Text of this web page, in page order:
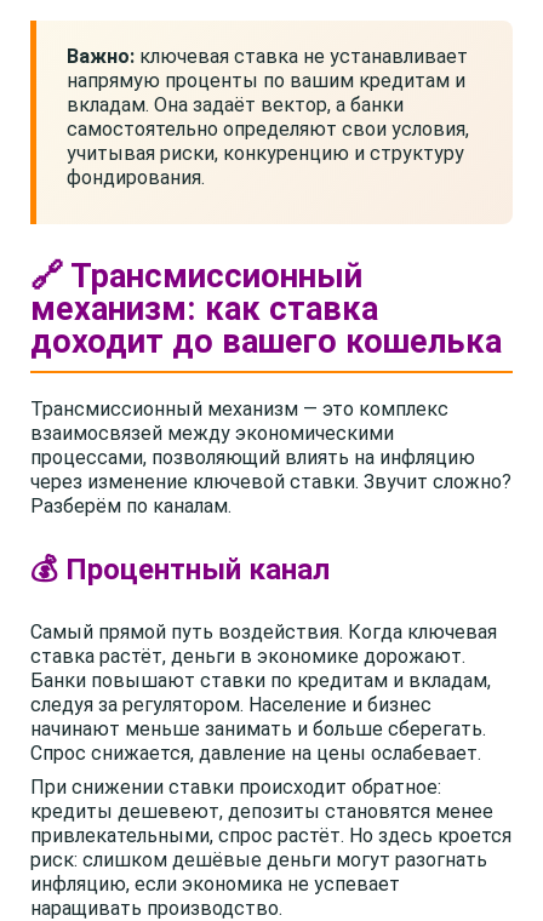
Важно: ключевая ставка не устанавливает
напрямую проценты по вашим кредитам и
вкладам. Она задаёт вектор, а банки
самостоятельно определяют свои условия,
учитывая риски, конкуренцию и структуру
фондирования.
🔗 Трансмиссионный
механизм: как ставка
доходит до вашего кошелька
Трансмиссионный механизм — это комплекс
взаимосвязей между экономическими
процессами, позволяющий влиять на инфляцию
через изменение ключевой ставки. Звучит сложно?
Разберём по каналам.
💰 Процентный канал
Самый прямой путь воздействия. Когда ключевая
ставка растёт, деньги в экономике дорожают.
Банки повышают ставки по кредитам и вкладам,
следуя за регулятором. Население и бизнес
начинают меньше занимать и больше сберегать.
Спрос снижается, давление на цены ослабевает.
При снижении ставки происходит обратное:
кредиты дешевеют, депозиты становятся менее
привлекательными, спрос растёт. Но здесь кроется
риск: слишком дешёвые деньги могут разогнать
инфляцию, если экономика не успевает
наращивать производство.